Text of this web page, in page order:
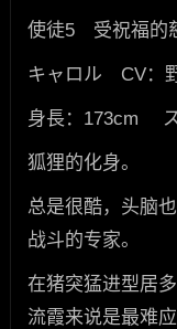
使徒5 受祝福的
キャロル CV：
身長：173cm ス
狐狸的化身。
总是很酷，头脑
战斗的专家。
在猪突猛进型居
流霞来说是最难应